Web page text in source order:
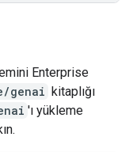
Enterprise
genai kitaplığı
'ı yükleme